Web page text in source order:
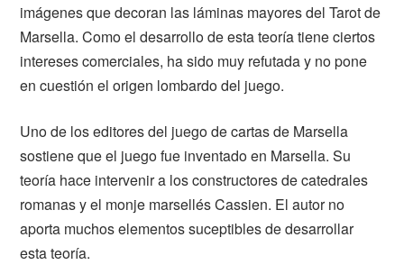
imágenes que decoran las láminas mayores del Tarot de
Marsella. Como el desarrollo de esta teoría tiene ciertos
intereses comerciales, ha sido muy refutada y no pone
en cuestión el origen lombardo del juego.
Uno de los editores del juego de cartas de Marsella
sostiene que el juego fue inventado en Marsella. Su
teoría hace intervenir a los constructores de catedrales
romanas y el monje marsellés Cassien. El autor no
aporta muchos elementos suceptibles de desarrollar
esta teoría.